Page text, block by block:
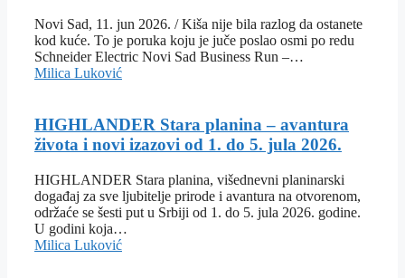
Novi Sad, 11. jun 2026. / Kiša nije bila razlog da ostanete
kod kuće. To je poruka koju je juče poslao osmi po redu
Schneider Electric Novi Sad Business Run –…
Milica Luković
HIGHLANDER Stara planina – avantura
života i novi izazovi od 1. do 5. jula 2026.
HIGHLANDER Stara planina, višednevni planinarski
događaj za sve ljubitelje prirode i avantura na otvorenom,
održaće se šesti put u Srbiji od 1. do 5. jula 2026. godine.
U godini koja…
Milica Luković